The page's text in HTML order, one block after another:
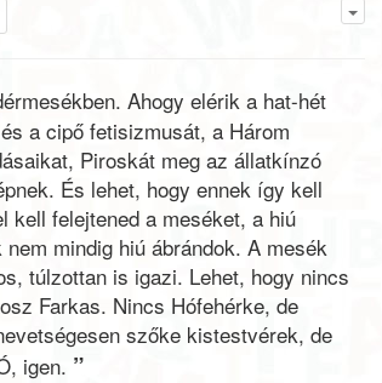
Ahogy elérik a hat-hét
a cipő fetisizmusát, a Három
Piroskát meg az állatkínzó
És lehet, hogy ennek így kell
kell felejtened a meséket, a hiú
mindig hiú ábrándok. A mesék
túlzottan is igazi. Lehet, hogy nincs
Farkas. Nincs Hófehérke, de
szőke kistestvérek, de
igen. ”